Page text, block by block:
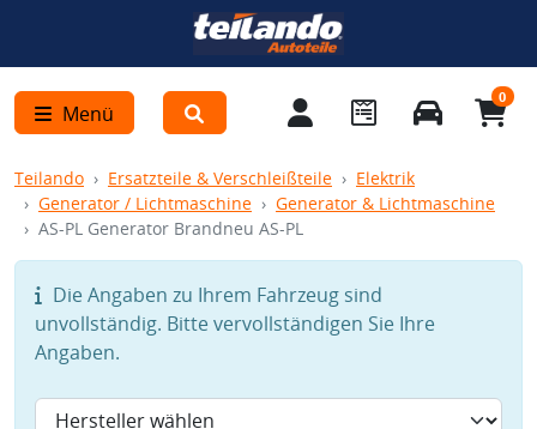
Menü
0
Teilando Ersatzteile & Verschleißteile
Elektrik
Generator / Lichtmaschine
Generator & Lichtmaschine
AS-PL Generator Brandneu AS-PL
Die Angaben zu Ihrem Fahrzeug sind
unvollständig. Bitte vervollständigen Sie Ihre
Angaben.